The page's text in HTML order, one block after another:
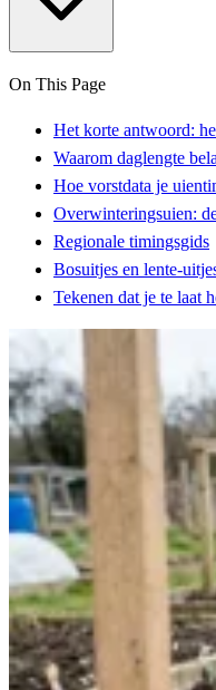
On This Page
Het korte antwoord:
Waarom daglengte
Hoe vorstdata je
Overwinteringsuien:
Regionale timingsgids
Bosuitjes en lente-
Tekenen dat je te laat